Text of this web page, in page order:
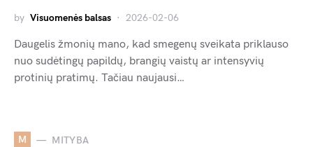
by Visuomenės balsas 2026-02-06
Daugelis žmonių mano, kad smegenų sveikata priklauso
nuo sudėtingų papildų, brangių vaistų ar intensyvių
protinių pratimų. Tačiau naujausi…
M MITYBA